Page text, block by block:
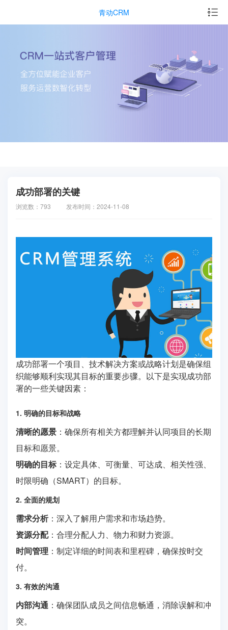
青动CRM
成功部署的关键
浏览数：793 发布时间：2024-11-08
成功部署一个项目、技术解决方案或战略计划是确保组
织能够顺利实现其目标的重要步骤。以下是实现成功部
署的一些关键因素：
1. 明确的目标和战略
清晰的愿景 ：确保所有相关方都理解并认同项目的长期
目标和愿景。
明确的目标：设定具体、可衡量、可达成、相关性强、
时限明确（SMART）的目标。
2. 全面的规划
需求分析：深入了解用户需求和市场趋势。
资源分配：合理分配人力、物力和财力资源。
时间管理 ：制定详细的时间表和里程碑，确保按时交
付。
3. 有效的沟通
内部沟通 ：确保团队成员之间信息畅通，消除误解和冲
突。